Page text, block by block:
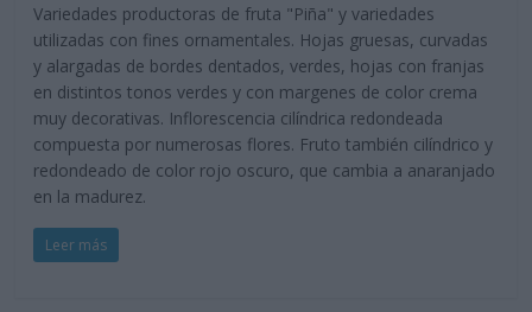
Variedades productoras de fruta "Piña" y variedades
utilizadas con fines ornamentales. Hojas gruesas, curvadas
y alargadas de bordes dentados, verdes, hojas con franjas
en distintos tonos verdes y con margenes de color crema
muy decorativas. Inflorescencia cilíndrica redondeada
compuesta por numerosas flores. Fruto también cilíndrico y
redondeado de color rojo oscuro, que cambia a anaranjado
en la madurez.
Leer más